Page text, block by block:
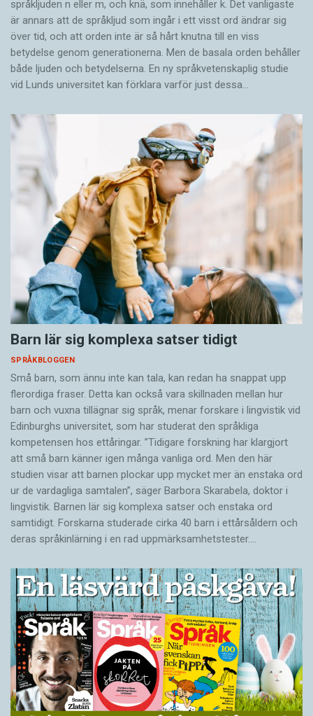
språkljuden n eller m, och knä, som innehåller k. Det vanligaste
är annars att de språkljud som ingår i ett visst ord ändrar sig
över tid, och att orden inte är så hårt knutna till en viss
betydelse genom generationerna. Men de basala orden behåller
både ljuden och betydelserna. En ny språkvetenskaplig studie
vid Lunds universitet kan förklara varför just dessa…
Barn lär sig komplexa satser tidigt
SPRÅKBLOGGEN
Små barn, som ännu inte kan tala, kan redan ha snappat upp
flerordiga fraser. Detta kan också vara skillnaden mellan hur
barn och vuxna tillägnar sig språk, menar forskare i lingvistik vid
Edinburghs universitet, som har studerat den språkliga
kompetensen hos ettåringar. ”Tidigare forskning har klargjort
att små barn känner igen många vanliga ord. Men den här
studien visar att barnen plockar upp mycket mer än enstaka ord
ur de vardagliga samtalen”, säger Barbora Skarabela, doktor i
lingvistik. Barnen lär sig komplexa satser och enstaka ord
samtidigt. Forskarna studerade cirka 40 barn i ettårsåldern och
deras språkinlärning i en rad uppmärksamhetstester.…